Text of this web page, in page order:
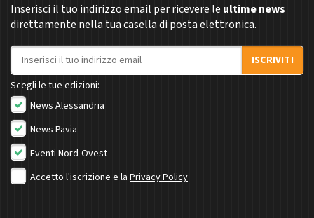
Inserisci il tuo indirizzo email per ricevere le ultime news
direttamente nella tua casella di posta elettronica.
Indirizzo email
ISCRIVITI
Scegli le tue edizioni:
News Alessandria
News Pavia
Eventi Nord-Ovest
Accetto l'iscrizione e la Privacy Policy